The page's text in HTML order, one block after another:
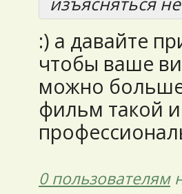
:) а давайте
чтобы ваше
можно
фильм такой
0 пользователям